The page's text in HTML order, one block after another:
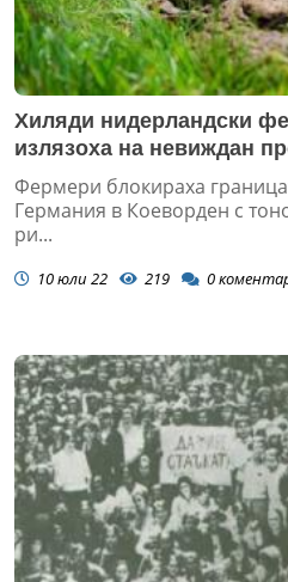
Хиляди нидерландски
излязоха на невиждан
Фермери блокираха
Германия в Коеворден с
ри...
10 юли 22 219 0